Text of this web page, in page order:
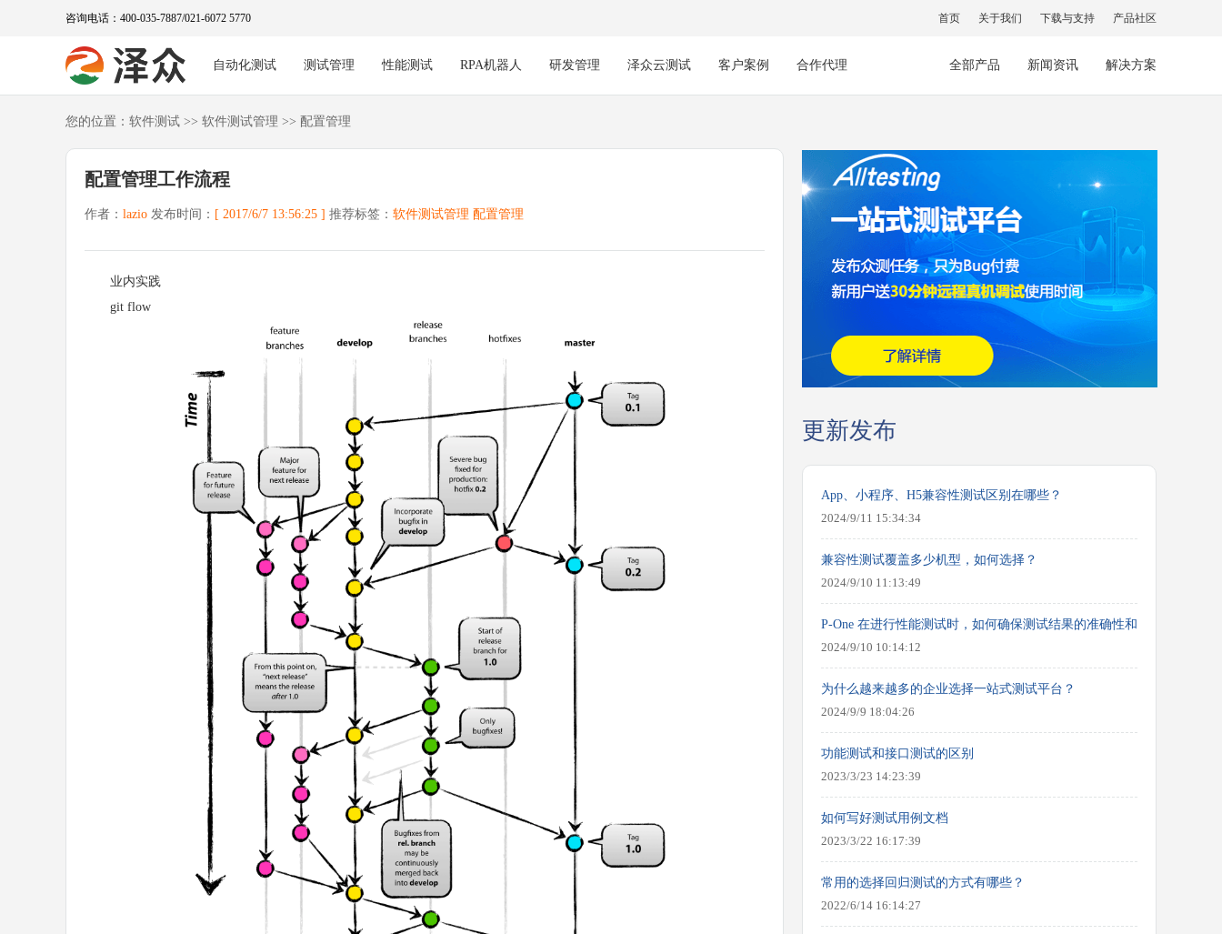
咨询电话：400-035-7887/021-6072 5770 首页 关于我们 下载与支持 产品社区
自动化测试 测试管理 性能测试 RPA机器人 研发管理 泽众云测试 客户案例 合作代理 全部产品 新闻资讯 解决方案
您的位置： 软件测试 >> 软件测试管理 >> 配置管理
配置管理工作流程
作者： lazio 发布时间： [ 2017/6/7 13:56:25 ] 推荐标签： 软件测试管理 配置管理
业内实践
git flow
更新发布
App、小程序、H5兼容性测试区别在哪些？
2024/9/11 15:34:34
兼容性测试覆盖多少机型，如何选择？
2024/9/10 11:13:49
P-One 在进行性能测试时，如何确保测试结果的准确性和可靠性？
2024/9/10 10:14:12
为什么越来越多的企业选择一站式测试平台？
2024/9/9 18:04:26
功能测试和接口测试的区别
2023/3/23 14:23:39
如何写好测试用例文档
2023/3/22 16:17:39
常用的选择回归测试的方式有哪些？
2022/6/14 16:14:27